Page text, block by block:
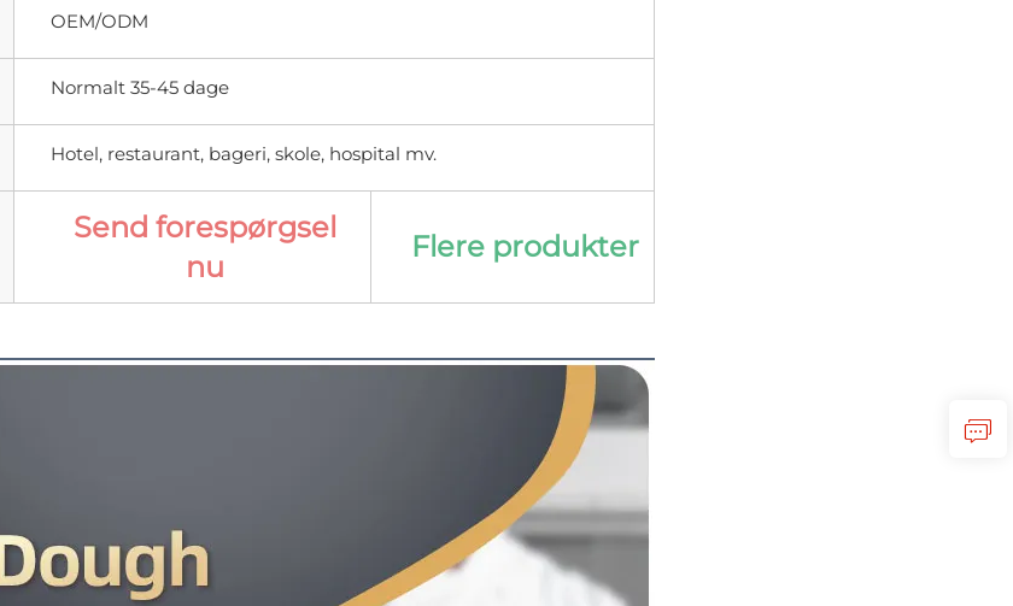
OEM/ODM
Normalt 35-45 dage
Hotel, restaurant, bageri, skole, hospital mv.
Send forespørgsel
nu
Flere produkter